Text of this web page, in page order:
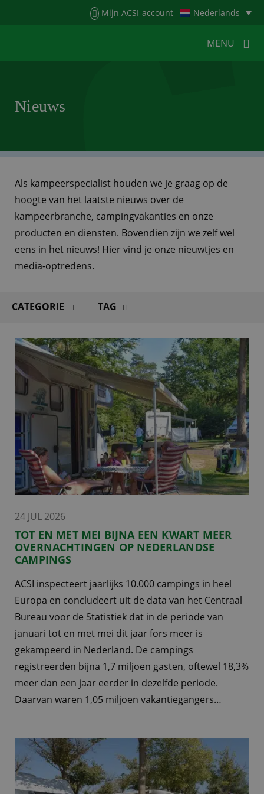
Mijn ACSI-account Nederlands
MENU
VOOR CAMPINGSKAMPEERNIEUWS
ACSI WEBSHOP WERKEN BIJ ACSI
CONTACT
Nieuws
Als kampeerspecialist houden we je graag op de
hoogte van het laatste nieuws over de
kampeerbranche, campingvakanties en onze
producten en diensten. Bovendien zijn we zelf wel
eens in het nieuws! Hier vind je onze nieuwtjes en
media-optredens.
CATEGORIE TAG
24 JUL 2026
TOT EN MET MEI BIJNA EEN KWART MEER
OVERNACHTINGEN OP NEDERLANDSE
CAMPINGS
ACSI inspecteert jaarlijks 10.000 campings in heel
Europa en concludeert uit de data van het Centraal
Bureau voor de Statistiek dat in de periode van
januari tot en met mei dit jaar fors meer is
gekampeerd in Nederland. De campings
registreerden bijna 1,7 miljoen gasten, oftewel 18,3%
meer dan een jaar eerder in dezelfde periode.
Daarvan waren 1,05 miljoen vakantiegangers…